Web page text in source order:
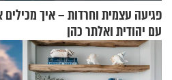
פגיעה עצמית וחרדות – איך
עם יהודית ואלתר כהן